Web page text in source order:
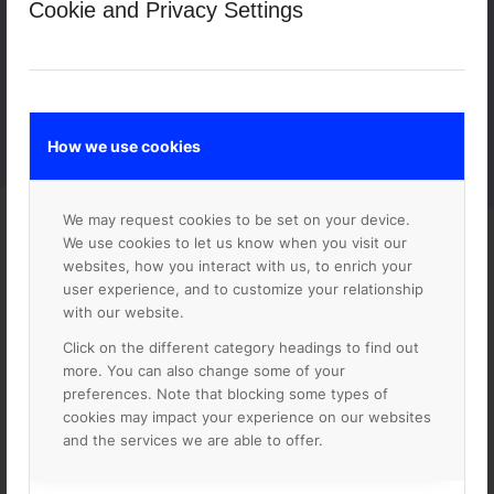
Cookie and Privacy Settings
How we use cookies
We may request cookies to be set on your device.
We use cookies to let us know when you visit our
websites, how you interact with us, to enrich your
user experience, and to customize your relationship
with our website.
Click on the different category headings to find out
more. You can also change some of your
preferences. Note that blocking some types of
cookies may impact your experience on our websites
and the services we are able to offer.
utbildning- eller lärarbakgrund